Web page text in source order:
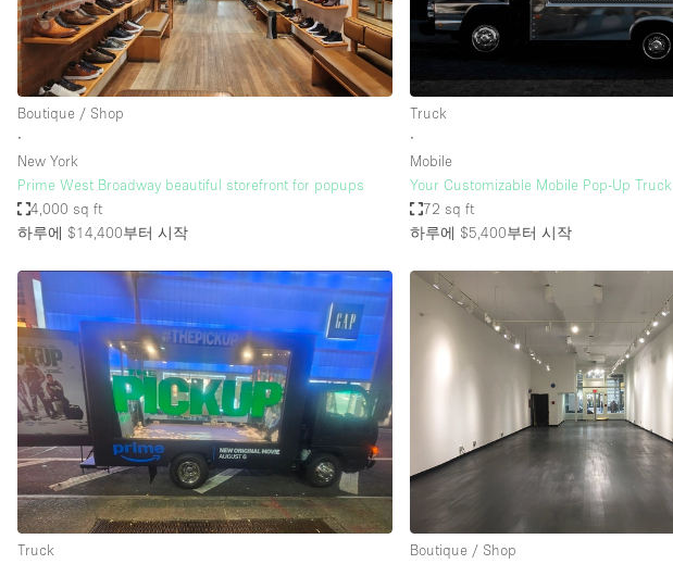
Boutique / Shop
∙
New York
Prime West Broadway beautiful storefront for popups
4,000 sq ft
하루에 $14,400부터 시작
Truck
∙
Mobile
Your Customizable Mobile Pop-Up Truck
72 sq ft
하루에 $5,400부터 시작
Truck
Boutique / Shop